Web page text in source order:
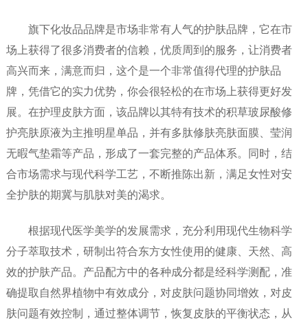
旗下化妆品品牌是市场非常有人气的护肤品牌，它在市
场上获得了很多消费者的信赖，优质周到的服务，让消费者
高兴而来，满意而归，这个是一个非常值得代理的护肤品
牌，凭借它的实力优势，你会很轻松的在市场上获得更好发
展。在护理皮肤方面，该品牌以其特有技术的积草玻尿酸修
护亮肤原液为主推明星单品，并有多肽修肤亮肤面膜、莹润
无暇气垫霜等产品，形成了一套完整的产品体系。同时，结
合市场需求与现代科学工艺，不断推陈出新，满足女性对安
全护肤的期冀与肌肤对美的渴求。
根据现代医学美学的发展需求，充分利用现代生物科学
分子萃取技术，研制出符合东方女性使用的健康、天然、高
效的护肤产品。产品配方中的各种成分都是经科学测配，准
确提取自然界植物中有效成分，对皮肤问题协同增效，对皮
肤问题有效控制，通过整体调节，恢复皮肤的平衡状态，从